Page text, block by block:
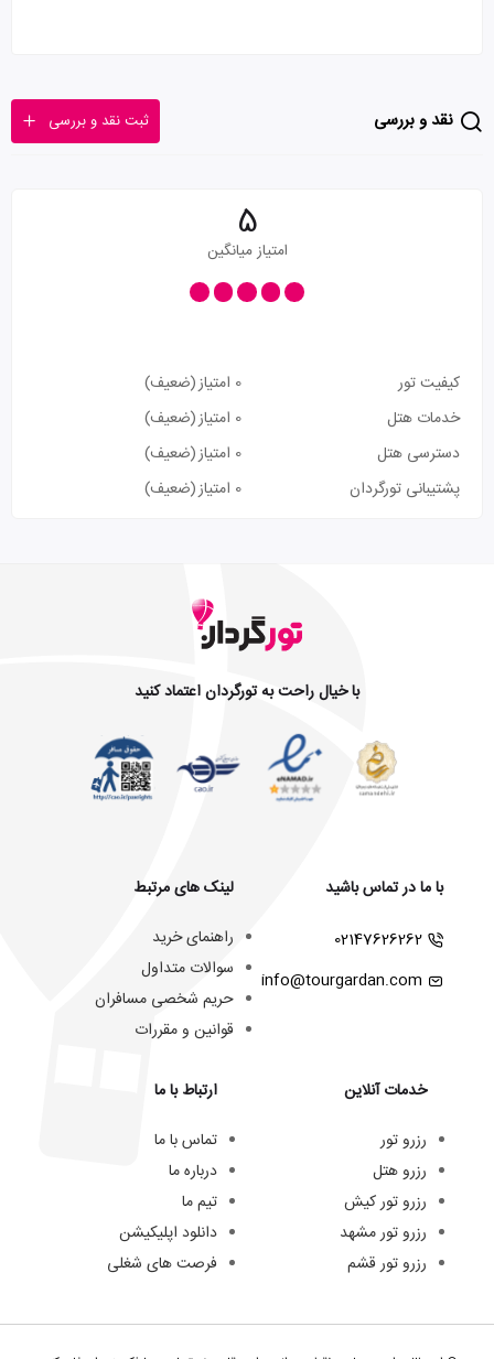
نقد و بررسی ثبت نقد و بررسی
5
امتیاز میانگین
کیفیت تور 0 امتیاز
(ضعیف)
خدمات هتل
0 امتیاز
(ضعیف)
دسترسی هتل
0 امتیاز
(ضعیف)
پشتیبانی تورگردان
0 امتیاز (ضعیف)
با خیال راحت به تورگردان اعتماد کنید
با ما در تماس باشید
02147626262
info@tourgardan.com
خدمات آنلاین
رزرو تور
رزرو هتل
رزرو تور کیش
رزرو تور مشهد
رزرو تور قشم
لینک های مرتبط
راهنمای خرید
سوالات متداول
حریم شخصی مسافران
قوانین و مقررات
ارتباط با ما
تماس با ما
درباره ما
تیم ما
دانلود اپلیکیشن
فرصت های شغلی